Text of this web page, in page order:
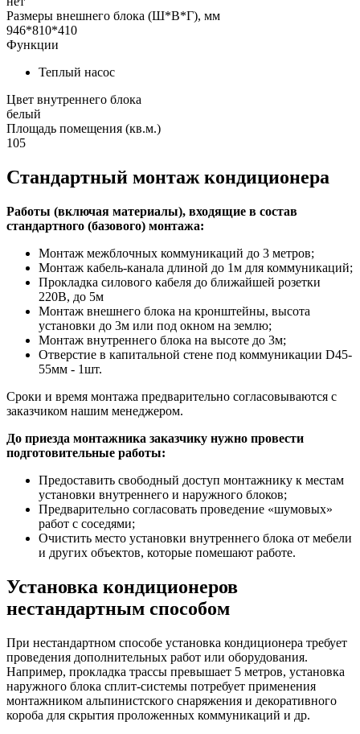
Размеры внешнего блока (Ш*В*Г), мм
946*810*410
Функции
Теплый насос
Цвет внутреннего блока
белый
Площадь помещения (кв.м.)
105
Стандартный монтаж кондиционера
Работы (включая материалы), входящие в состав
стандартного (базового) монтажа:
Монтаж межблочных коммуникаций до 3 метров;
Монтаж кабель-канала длиной до 1м для коммуникаций;
Прокладка силового кабеля до ближайшей розетки
220В, до 5м
Монтаж внешнего блока на кронштейны, высота
установки до 3м или под окном на землю;
Монтаж внутреннего блока на высоте до 3м;
Отверстие в капитальной стене под коммуникации D45-
55мм - 1шт.
Сроки и время монтажа предварительно согласовываются с
заказчиком нашим менеджером.
До приезда монтажника заказчику нужно провести
подготовительные работы:
Предоставить свободный доступ монтажнику к местам
установки внутреннего и наружного блоков;
Предварительно согласовать проведение «шумовых»
работ с соседями;
Очистить место установки внутреннего блока от мебели
и других объектов, которые помешают работе.
Установка кондиционеров
нестандартным способом
При нестандартном способе установка кондиционера требует
проведения дополнительных работ или оборудования.
Например, прокладка трассы превышает 5 метров, установка
наружного блока сплит-системы потребует применения
монтажником альпинистского снаряжения и декоративного
короба для скрытия проложенных коммуникаций и др.